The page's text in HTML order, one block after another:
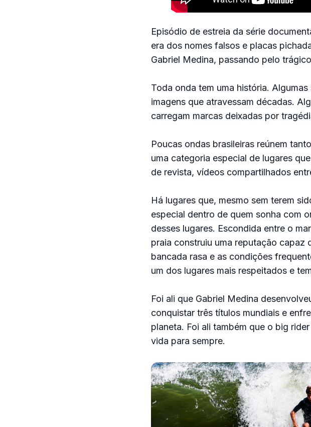
Episódio de estreia da série
era dos nomes falsos e placas
Gabriel Medina, passando pelo
Toda onda tem uma história.
imagens que atravessam décadas.
carregam marcas deixadas por
Poucas ondas brasileiras reúnem
uma categoria especial de lugares
de revista, vídeos compartilhados
Há lugares que, mesmo sem terem
especial dentro de quem sonha com
desses lugares. Escondida entre o
praia construiu uma reputação capaz
bancada rasa e as condições
um dos lugares mais respeitados e
Foi ali que Gabriel Medina
conquistar três títulos mundiais e
planeta. Foi ali também que o big
vida para sempre.